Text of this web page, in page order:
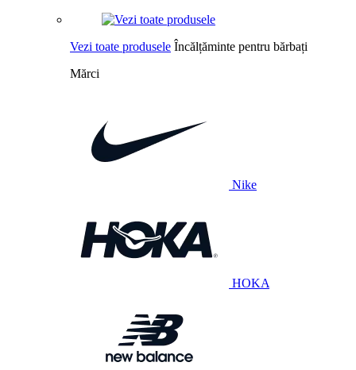
Vezi toate produsele Încălțăminte pentru bărbați
Mărci
Nike
HOKA